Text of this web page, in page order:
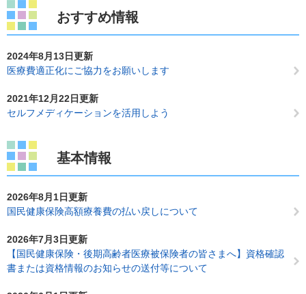
おすすめ情報
2024年8月13日更新
医療費適正化にご協力をお願いします
2021年12月22日更新
セルフメディケーションを活用しよう
基本情報
2026年8月1日更新
国民健康保険高額療養費の払い戻しについて
2026年7月3日更新
【国民健康保険・後期高齢者医療被保険者の皆さまへ】資格確認
書または資格情報のお知らせの送付等について